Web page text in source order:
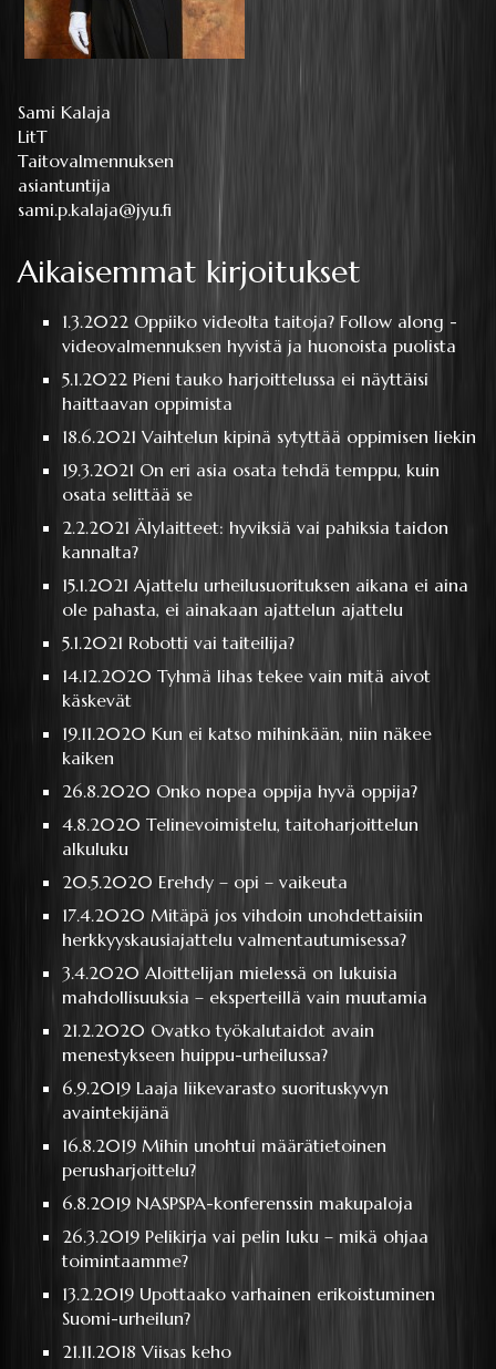
Sami Kalaja
LitT
Taitovalmennuksen
asiantuntija
sami.p.kalaja@jyu.fi
Aikaisemmat kirjoitukset
1.3.2022 Oppiiko videolta taitoja? Follow along -
videovalmennuksen hyvistä ja huonoista puolista
5.1.2022 Pieni tauko harjoittelussa ei näyttäisi
haittaavan oppimista
18.6.2021Vaihtelun kipinä sytyttää oppimisen liekin
19.3.2021 On eri asia osata tehdä temppu, kuin
osata selittää se
2.2.2021Älylaitteet: hyviksiä vai pahiksia taidon
kannalta?
15.1.2021Ajattelu urheilusuorituksen aikana ei aina
ole pahasta, ei ainakaan ajattelun ajattelu
5.1.2021 Robotti vai taiteilija?
14.12.2020Tyhmä lihas tekee vain mitä aivot
käskevät
19.11.2020Kun ei katso mihinkään, niin näkee
kaiken
26.8.2020 Onko nopea oppija hyvä oppija?
4.8.2020Telinevoimistelu, taitoharjoittelun
alkuluku
20.5.2020 Erehdy – opi – vaikeuta
17.4.2020Mitäpä jos vihdoin unohdettaisiin
herkkyyskausiajattelu valmentautumisessa?
3.4.2020Aloittelijan mielessä on lukuisia
mahdollisuuksia – eksperteillä vain muutamia
21.2.2020 Ovatko työkalutaidot avain
menestykseen huippu-urheilussa?
6.9.2019Laaja liikevarasto suorituskyvyn
avaintekijänä
16.8.2019Mihin unohtui määrätietoinen
perusharjoittelu?
6.8.2019 NASPSPA-konferenssin makupaloja
26.3.2019Pelikirja vai pelin luku – mikä ohjaa
toimintaamme?
13.2.2019 Upottaako varhainen erikoistuminen
Suomi-urheilun?
21.11.2018Viisas keho